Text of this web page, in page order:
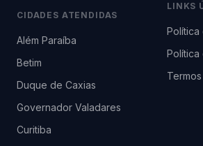
CIDADES ATENDIDAS
Além Paraíba
Betim
Duque de Caxias
Governador Valadares
Curitiba
LINKS
Política
Política